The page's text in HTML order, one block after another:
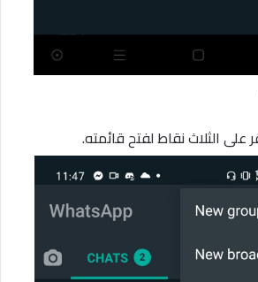
على الثلاث نقاط لفتح قائمته.